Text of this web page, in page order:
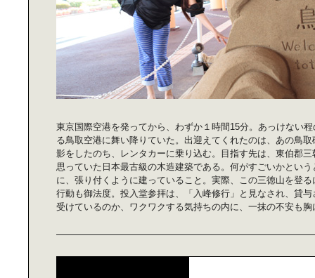
東京国際空港を発ってから、わずか１時間15分。あっけない
る鳥取空港に舞い降りていた。出迎えてくれたのは、あの鳥
影をしたのち、レンタカーに乗り込む。目指す先は、東伯郡
思っていた日本最古級の木造建築である。何がすごいかとい
に、張り付くように建っていること。実際、この三徳山を登
行動も御法度。投入堂参拝は、「入峰修行」と見なされ、貸
受けているのか、ワクワクする気持ちの内に、一抹の不安も
新たな可能性を生み出す場所｜
「Innovation Space DEJIMA」
「AZERAI」に学ぶ｜“おもてなしの
美学”
「AZERAI」に学ぶ｜新たなデステ